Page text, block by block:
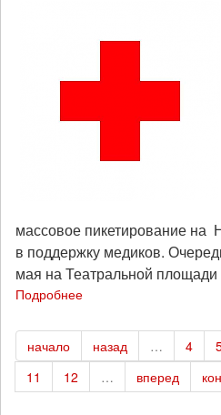
наших
массовое пикетирование на
в поддержку медиков.
мая на Театральной площади
Подробнее
Солидарности
Медицинских
Работников
начало назад … 4
11
12 … вперед